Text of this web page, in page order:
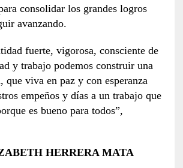
consolidar los grandes logros
avanzando.
fuerte, vigorosa, consciente de
y trabajo podemos construir una
que viva en paz y con esperanza
empeños y días a un trabajo que
es bueno para todos”,
HERRERA MATA